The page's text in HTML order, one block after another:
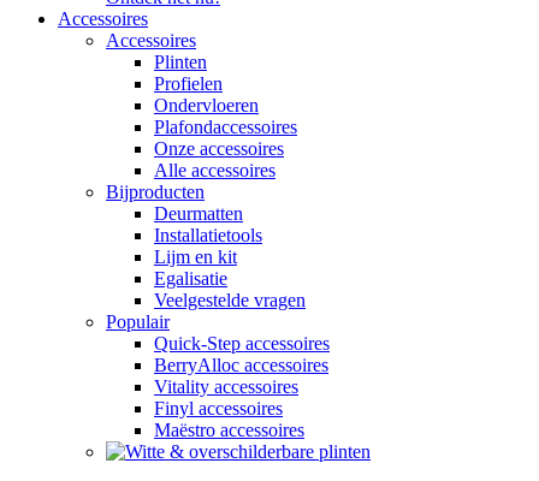
Accessoires
Accessoires
Plinten
Profielen
Ondervloeren
Plafondaccessoires
Onze accessoires
Alle accessoires
Bijproducten
Deurmatten
Installatietools
Lijm en kit
Egalisatie
Veelgestelde vragen
Populair
Quick-Step accessoires
BerryAlloc accessoires
Vitality accessoires
Finyl accessoires
Maëstro accessoires